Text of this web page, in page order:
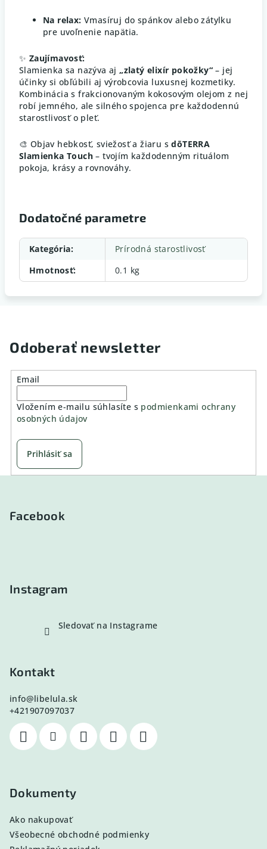
Na relax: Vmasíruj do spánkov alebo zátylku
pre uvoľnenie napätia.
✨ Zaujímavosť:
Slamienka sa nazýva aj„zlatý elixír pokožky“ – jej
účinky si obľúbili aj výrobcovia luxusnej kozmetiky.
Kombinácia s frakcionovaným kokosovým olejom z nej
robí jemného, ale silného spojenca pre každodennú
starostlivosť o pleť.
🎨 Objav hebkosť, sviežosť a žiaru sdōTERRA
Slamienka Touch – tvojím každodenným rituálom
pokoja, krásy a rovnováhy.
Dodatočné parametre
Kategória:
Prírodná starostlivosť
Hmotnosť: 0.1 kg
Odoberať newsletter
Email
Vložením e-mailu súhlasíte s podmienkami ochrany
osobných údajov
Prihlásiť sa
Facebook
Instagram
Sledovať na Instagrame
Kontakt
info@libelula.sk
+421907097037
Dokumenty
Ako nakupovať
Všeobecné obchodné podmienky